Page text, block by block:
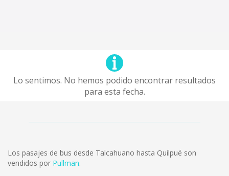
Lo sentimos. No hemos podido encontrar resultados
para esta fecha.
Los pasajes de bus desde Talcahuano hasta Quilpué son
vendidos por Pullman.